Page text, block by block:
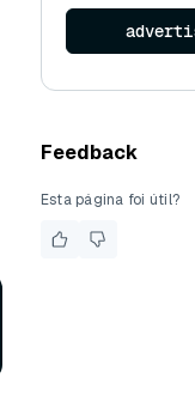
Feedback
Esta página foi útil?